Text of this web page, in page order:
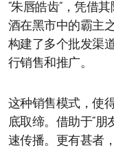
“朱唇皓齿”，凭借
酒在黑市中的霸主
构建了多个批发渠
行销售和推广。
这种销售模式，使
底取缔。借助于“朋
速传播。更有甚者